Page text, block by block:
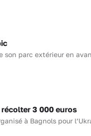
son parc extérieur en
récolter 3 000 euros
à Bagnols pour